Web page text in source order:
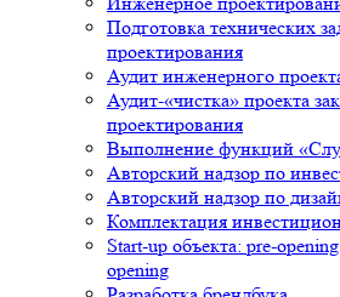
Подготовка технических
проектирования
Аудит инженерного
Аудит-«чистка» проекта
проектирования
Выполнение функций
Авторский надзор по
Авторский надзор по
Комплектация
Start-up объекта: pre-
opening